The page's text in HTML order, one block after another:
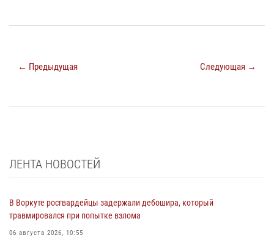
← Предыдущая Следующая →
ЛЕНТА НОВОСТЕЙ
В Воркуте росгвардейцы задержали дебошира, который
травмировался при попытке взлома
06 августа 2026, 10:55